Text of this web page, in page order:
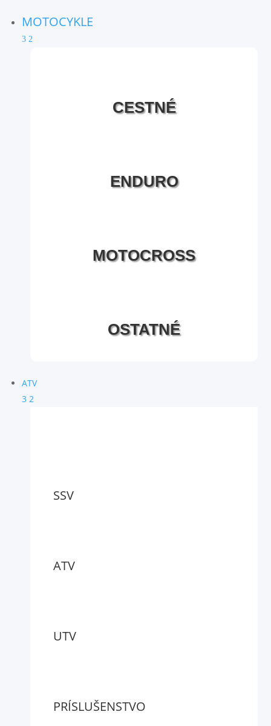
MOTOCYKLE
3 2
CESTNÉ
ENDURO
MOTOCROSS
OSTATNÉ
ATV
3 2
SSV
ATV
UTV
PRÍSLUŠENSTVO